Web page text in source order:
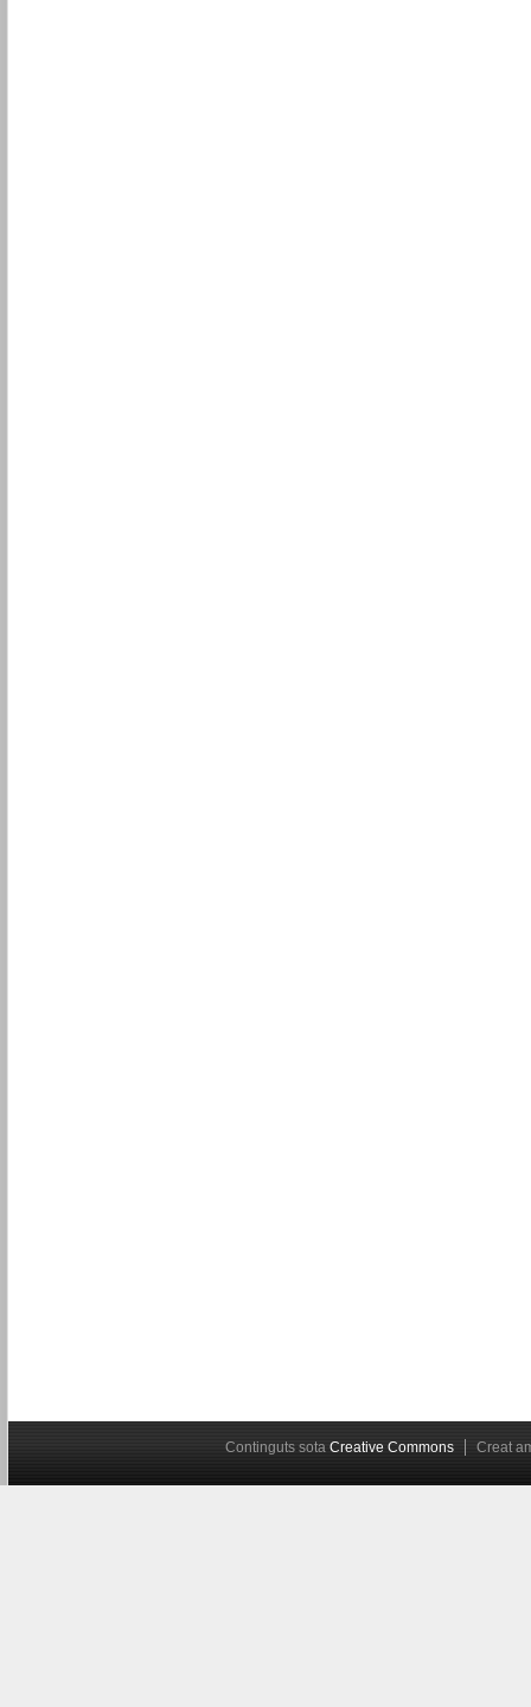
Continguts sota Creative Commons Creat